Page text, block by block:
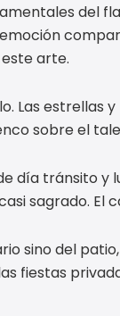
del
arte.
estrellas
sobre el
día tránsito
sagrado. El
sino del
fiestas